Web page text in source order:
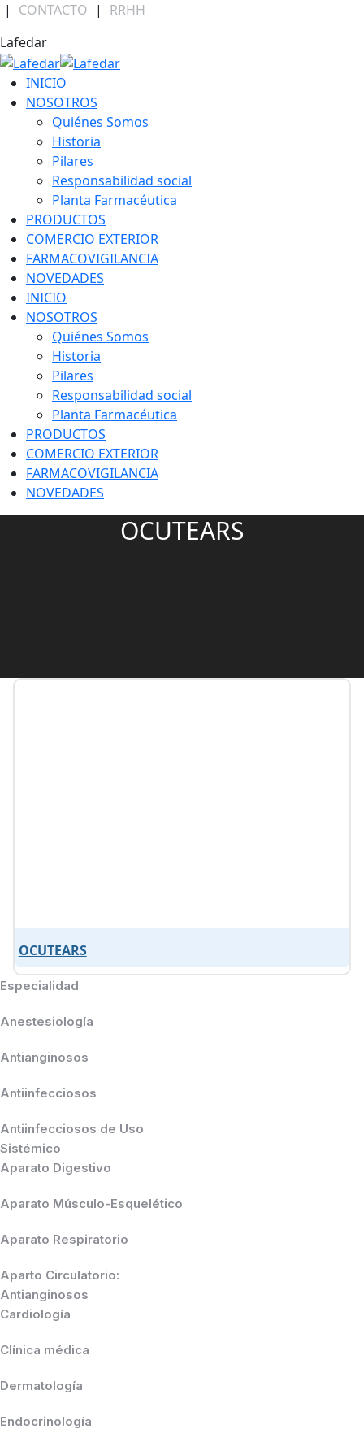
Skip
content
| CONTACTO |
RRHH
Facebook
page
opens
window
Linkedin
page
opens
window
Instagram
page
opens
window
Lafedar
INICIO
NOSOTROS
Quiénes Somos
Historia
Pilares
Responsabilidad social
Planta Farmacéutica
PRODUCTOS
COMERCIO EXTERIOR
FARMACOVIGILANCIA
NOVEDADES
INICIO
NOSOTROS
Quiénes Somos
Historia
Pilares
Responsabilidad social
Planta Farmacéutica
PRODUCTOS
COMERCIO EXTERIOR
FARMACOVIGILANCIA
NOVEDADES
OCUTEARS
OCUTEARS
Especialidad
Anestesiología
Antianginosos
Antiinfecciosos
Antiinfecciosos de Uso
Sistémico
Aparato Digestivo
Aparato Músculo-Esquelético
Aparato Respiratorio
Aparto Circulatorio:
Antianginosos
Cardiología
Clínica médica
Dermatología
Endocrinología